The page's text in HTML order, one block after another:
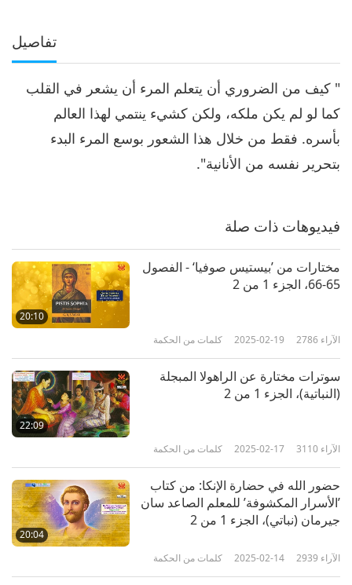
تفاصيل
" كيف من الضروري أن يتعلم المرء أن يشعر في القلب
كما لو لم يكن ملكه، ولكن كشيء ينتمي لهذا العالم
بأسره. فقط من خلال هذا الشعور بوسع المرء البدء
بتحرير نفسه من الأنانية".
فيديوهات ذات صلة
20:10
مختارات من ’بيستيس صوفيا‘ - الفصول
65-66، الجزء 1 من 2
كلمات من الحكمة 2025-02-19 2786 الآراء
22:09
سوترات مختارة عن الراهولا المبجلة
(النباتية)، الجزء 1 من 2
كلمات من الحكمة 2025-02-17 3110 الآراء
20:04
حضور الله في حضارة الإنكا: من كتاب
’الأسرار المكشوفة’ للمعلم الصاعد سان
جيرمان (نباتي)، الجزء 1 من 2
كلمات من الحكمة 2025-02-14 2939 الآراء